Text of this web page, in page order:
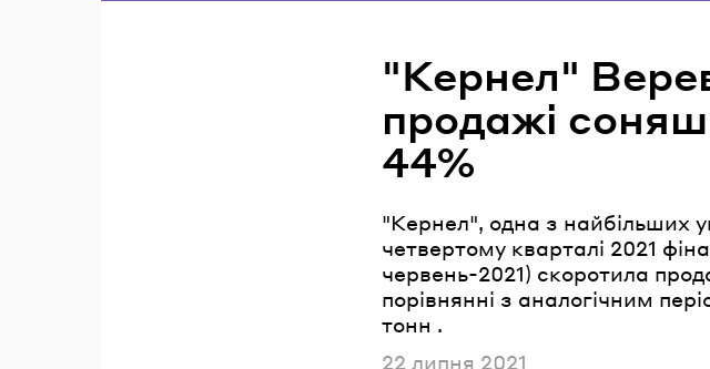
"Кернел"
продажі
44%
"Кернел", одна з найбільших
четвертому кварталі 2021
червень-2021) скоротила
порівнянні з аналогічним
тонн .
Опубліковано
22 липня 2021